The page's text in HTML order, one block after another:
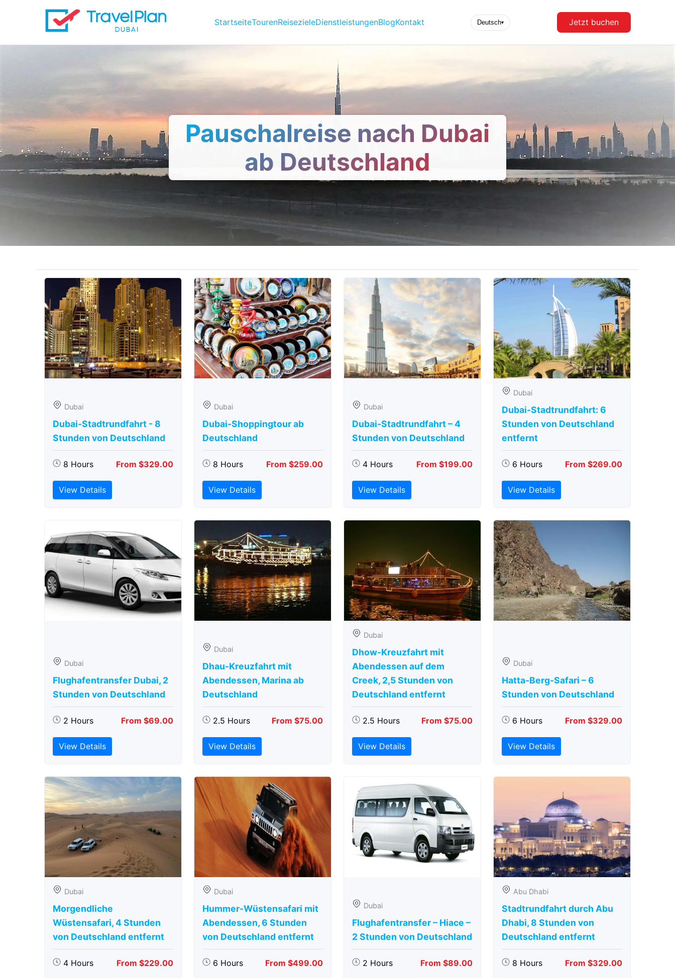
StartseiteTourenReisezieleDienstleistungenBlogKontakt Deutsch▾ Jetzt buchen
Pauschalreise nach Dubai
ab Deutschland
Dubai
Dubai-Stadtrundfahrt - 8
Stunden von Deutschland
8 Hours From $329.00
View Details
Dubai
Dubai-Shoppingtour ab
Deutschland
8 Hours From $259.00
View Details
Dubai
Dubai-Stadtrundfahrt – 4
Stunden von Deutschland
4 Hours From $199.00
View Details
Dubai
Dubai-Stadtrundfahrt: 6
Stunden von Deutschland
entfernt
6 Hours From $269.00
View Details
Dubai
Flughafentransfer Dubai, 2
Stunden von Deutschland
2 Hours From $69.00
View Details
Dubai
Dhau-Kreuzfahrt mit
Abendessen, Marina ab
Deutschland
2.5 Hours From $75.00
View Details
Dubai
Dhow-Kreuzfahrt mit
Abendessen auf dem
Creek, 2,5 Stunden von
Deutschland entfernt
2.5 Hours From $75.00
View Details
Dubai
Hatta-Berg-Safari – 6
Stunden von Deutschland
6 Hours From $329.00
View Details
Dubai
Morgendliche
Wüstensafari, 4 Stunden
von Deutschland entfernt
4 Hours From $229.00
Dubai
Hummer-Wüstensafari mit
Abendessen, 6 Stunden
von Deutschland entfernt
6 Hours From $499.00
Dubai
Flughafentransfer – Hiace –
2 Stunden von Deutschland
2 Hours From $89.00
Abu Dhabi
Stadtrundfahrt durch Abu
Dhabi, 8 Stunden von
Deutschland entfernt
8 Hours From $329.00